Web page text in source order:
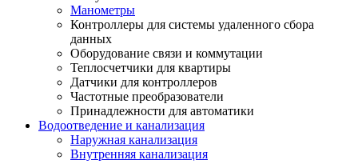
Манометры
Контроллеры для системы удаленного сбора
данных
Оборудование связи и коммутации
Теплосчетчики для квартиры
Датчики для контроллеров
Частотные преобразователи
Принадлежности для автоматики
Водоотведение и канализация
Наружная канализация
Внутренняя канализация